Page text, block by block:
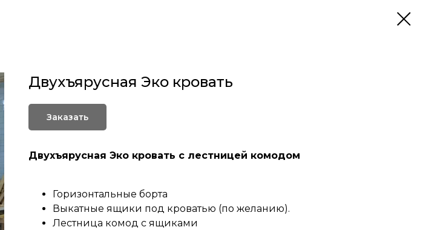
Двухъярусная Эко кровать
Заказать
Двухъярусная Эко кровать с лестницей комодом
Горизонтальные борта
Выкатные ящики под кроватью (по желанию).
Лестница комод с ящиками